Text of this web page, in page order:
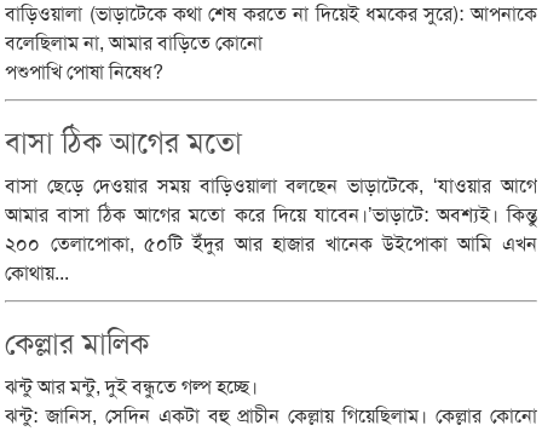
বাড়িওয়ালা (ভাড়াটেকে কথা শেষ করতে না দিয়েই ধমকের সুরে): আপনাকে
বলেছিলাম না, আমার বাড়িতে কোনো
পশুপাখি পোষা নিষেধ?
বাসা ঠিক আগের মতো
বাসা ছেড়ে দেওয়ার সময় বাড়িওয়ালা বলছেন ভাড়াটেকে, ‘যাওয়ার আগে
আমার বাসা ঠিক আগের মতো করে দিয়ে যাবেন।’ভাড়াটে: অবশ্যই। কিন্তু
২০০ তেলাপোকা, ৫০টি ইঁদুর আর হাজার খানেক উইপোকা আমি এখন
কোথায়...
কেল্লার মালিক
ঝন্টু আর মন্টু, দুই বন্ধুতে গল্প হচ্ছে।
ঝন্টু: জানিস, সেদিন একটা বহু প্রাচীন কেল্লায় গিয়েছিলাম। কেল্লার কোনো